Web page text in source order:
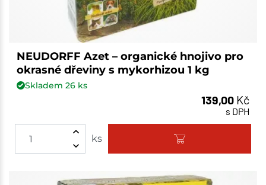
NEUDORFF Azet – organické hnojivo pro
okrasné dřeviny s mykorhizou 1 kg
Skladem 26ks
139,00 Kč
s DPH
ks